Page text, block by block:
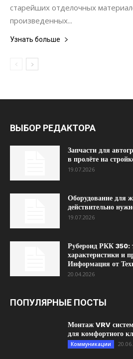
старейших отделочных
произведенных...
Узнать больше
ВЫБОР РЕДАКТОРА
Запчасти для
в пролёте на
19.07.2026
Оборудование для
действительно
19.07.2026
Рубероид РКК 350:
характеристики и
Информация от
20.04.2026
ПОПУЛЯРНЫЕ ПОСТЫ
Монтаж VRV
для комфортного
Коммуникации